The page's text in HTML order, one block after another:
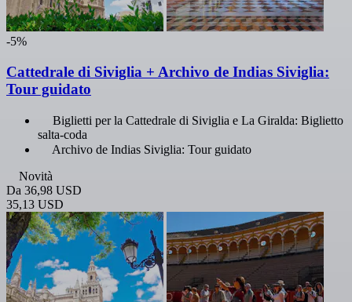
-5%
Cattedrale di Siviglia + Archivo de Indias Siviglia:
Tour guidato
Biglietti per la Cattedrale di Siviglia e La Giralda: Biglietto
salta-coda
Archivo de Indias Siviglia: Tour guidato
Novità
Da 36,98 USD
35,13 USD